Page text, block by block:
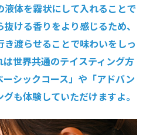
液体を霧状にして入れることで
ける香りをより感じるため、
き渡らせることで味わいをしっ
世界共通のテイスティング方
シックコース」や「アドバン
も体験していただけますよ。